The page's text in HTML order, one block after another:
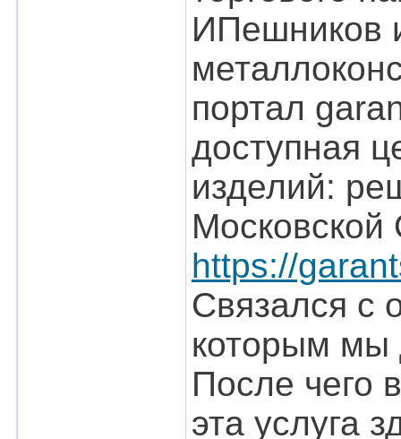
ИПешников
портал
доступная
изделий:
Московской
https://
Связался с
которым мы
После чего
эта услуга